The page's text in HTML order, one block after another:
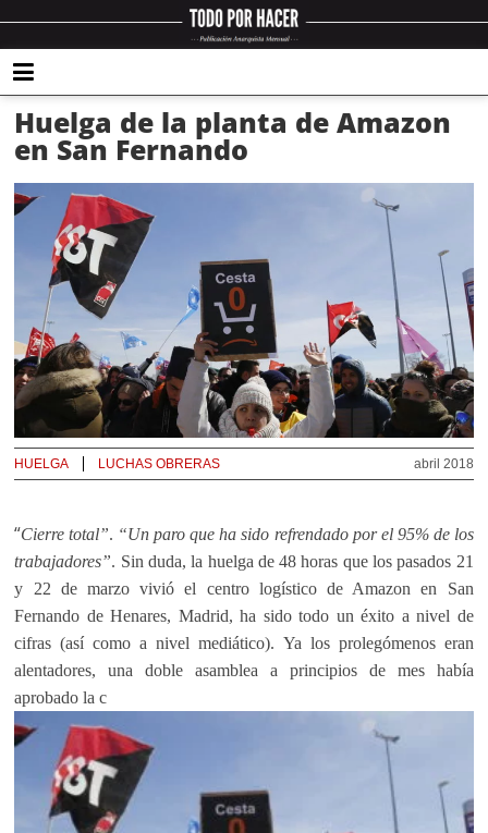
Huelga de la planta de Amazon
en San Fernando
abril 2018
HUELGA LUCHAS OBRERAS
“Cierre total”. “Un paro que ha sido refrendado por el 95% de los
trabajadores”. Sin duda, la huelga de 48 horas que los pasados 21
y 22 de marzo vivió el centro logístico de Amazon en San
Fernando de Henares, Madrid, ha sido todo un éxito a nivel de
cifras (así como a nivel mediático). Ya los prolegómenos eran
alentadores, una doble asamblea a principios de mes había
aprobado la c